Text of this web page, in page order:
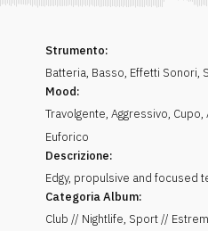
Strumento:
Batteria, Basso, Effetti Sonori,
Mood:
Travolgente,Aggressivo, Cupo,
Euforico
Descrizione:
Edgy, propulsive and focused
Categoria Album:
Club // Nightlife, Sport //